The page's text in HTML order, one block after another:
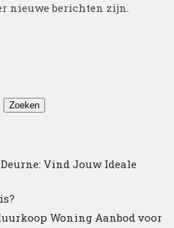
nieuwe berichten zijn.
Zoeken
Vind Jouw Ideale
Woning Aanbod voor